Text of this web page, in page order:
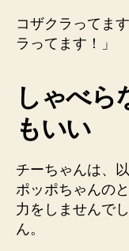
ン
ー
ち
の
フ
リ
フ
コザクラってま
ラってます！」
しゃべら
もいい
チーちゃんは、
ポッポちゃんの
力をしませんで
ん。